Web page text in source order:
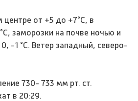
от +5 до +7°C, в
заморозки на почве ночью и
-1 °C. Ветер западный, северо-
730- 733 мм рт. ст.
в 20:29.